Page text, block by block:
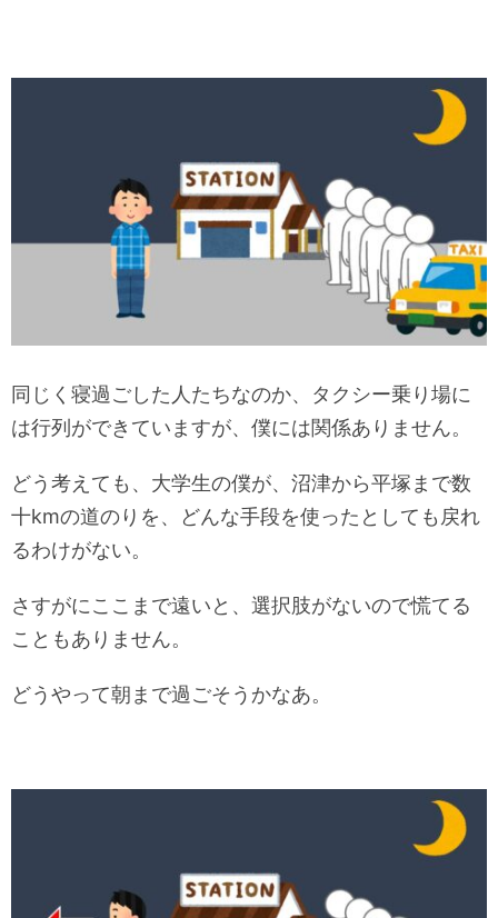
同じく寝過ごした人たちなのか、タクシー乗り場に
は行列ができていますが、僕には関係ありません。
どう考えても、大学生の僕が、沼津から平塚まで数
十kmの道のりを、どんな手段を使ったとしても戻れ
るわけがない。
さすがにここまで遠いと、選択肢がないので慌てる
こともありません。
どうやって朝まで過ごそうかなあ。